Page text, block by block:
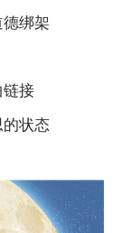
绑架
接
状态